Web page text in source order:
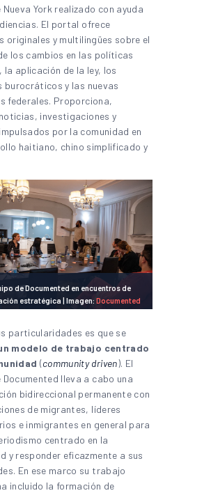
Nueva York realizado con ayuda
El portal ofrece
originales y multilingües sobre el
los cambios en las políticas
la aplicación de la ley, los
burocráticos y las nuevas
federales. Proporciona,
investigaciones y
por la comunidad en
haitiano, chino simplificado y
de Documented en encuentros de
estratégica | Imagen: Documented
particularidades es que se
modelo de trabajo centrado
(community driven). El
Documented lleva a cabo una
bidireccional permanente con
de migrantes, líderes
e inmigrantes en general para
centrado en la
y responder eficazmente a sus
En ese marco su trabajo
incluido la formación de